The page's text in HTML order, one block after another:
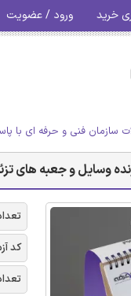
خرید ورود / عضویت
سازمان فنی و حرفه ای با
وسایل و جعبه های
کد